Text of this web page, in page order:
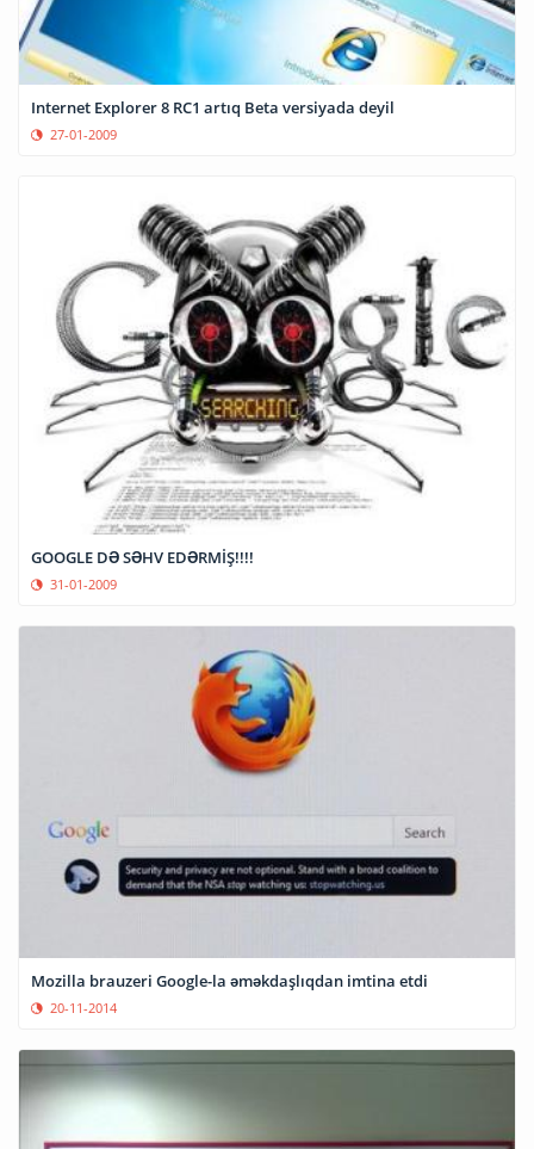
Internet Explorer 8 RC1 artıq Beta versiyada deyil
27-01-2009
GOOGLE DƏ SƏHV EDƏRMİŞ!!!!
31-01-2009
Mozilla brauzeri Google-la əməkdaşlıqdan imtina etdi
20-11-2014